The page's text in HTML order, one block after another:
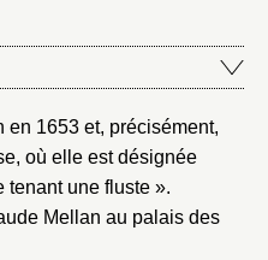
en 1653 et, précisément,
où elle est désignée
tenant une fluste ».
Mellan au palais des